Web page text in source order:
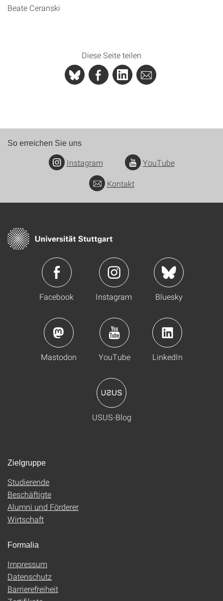
Beate Ceranski
Diese Seite teilen
So erreichen Sie uns
Instagram
YouTube
Kontakt
Facebook Instagram Bluesky
Mastodon YouTube LinkedIn
USUS-Blog
Zielgruppe
Studierende
Beschäftigte
Alumni und Förderer
Wirtschaft
Formalia
Impressum
Datenschutz
Barrierefreiheit